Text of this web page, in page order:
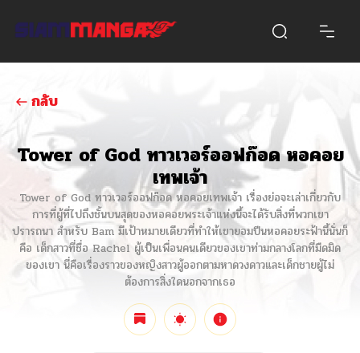
กลับ
Tower of God ทาวเวอร์ออฟก๊อด หอคอย
เทพเจ้า
Tower of God ทาวเวอร์ออฟก๊อด หอคอยเทพเจ้า เรื่องย่อจะเล่าเกี่ยวกับ
การที่ผู้ที่ไปถึงชั้นบนสุดของหอคอยพระเจ้าแห่งนี้จะได้รับสิ่งที่พวกเขา
ปรารถนา สำหรับ Bam มีเป้าหมายเดียวที่ทำให้เขายอมปีนหอคอยระฟ้านี้นั่นก็
คือ เด็กสาวที่ชื่อ Rachel ผู้เป็นเพื่อนคนเดียวของเขาท่ามกลางโลกที่มืดมิด
ของเขา นี่คือเรื่องราวของหญิงสาวผู้ออกตามหาดวงดาวและเด็กชายผู้ไม่
ต้องการสิ่งใดนอกจากเธอ